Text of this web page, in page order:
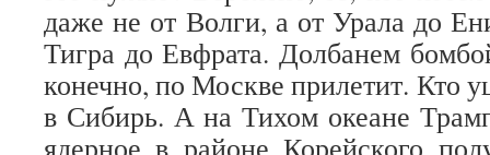
даже не от Волги, а от Урала до
Тигра до Евфрата. Долбанем
конечно, по Москве прилетит. Кто
в Сибирь. А на Тихом океане
ядерное в районе Корейского